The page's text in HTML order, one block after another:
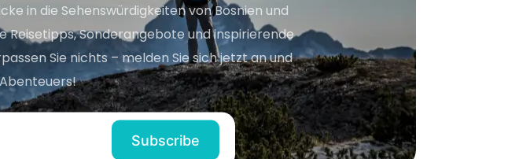
in die Sehenswürdigkeiten von Bosnien und
Reisetipps, Sonderangebote und inspirierende
Sie nichts – melden Sie sich jetzt an und